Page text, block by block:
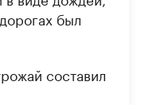
был
составил